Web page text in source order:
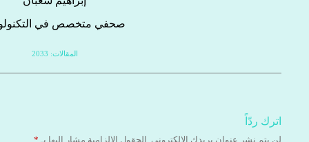
صحفي متخصص في
المقالات: 2033
اترك ردّاً
لن يتم نشر عنوان بريدك الإلكتروني. الحقول الإلزامية مشار إليها بـ *